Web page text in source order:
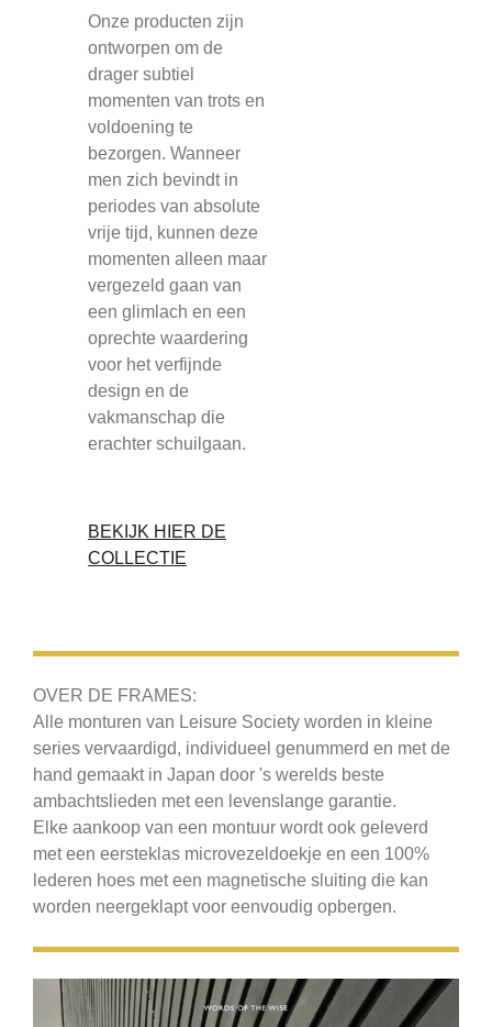
Onze producten zijn
ontworpen om de
drager subtiel
momenten van trots en
voldoening te
bezorgen. Wanneer
men zich bevindt in
periodes van absolute
vrije tijd, kunnen deze
momenten alleen maar
vergezeld gaan van
een glimlach en een
oprechte waardering
voor het verfijnde
design en de
vakmanschap die
erachter schuilgaan.
BEKIJK HIER DE
COLLECTIE
OVER DE FRAMES:
Alle monturen van Leisure Society worden in kleine
series vervaardigd, individueel genummerd en met de
hand gemaakt in Japan door 's werelds beste
ambachtslieden met een levenslange garantie.
Elke aankoop van een montuur wordt ook geleverd
met een eersteklas microvezeldoekje en een 100%
lederen hoes met een magnetische sluiting die kan
worden neergeklapt voor eenvoudig opbergen.